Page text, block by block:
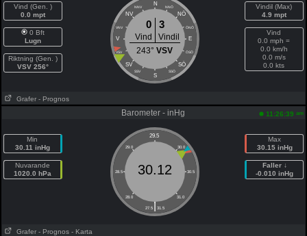
Vind (Gen. )
0.0 mpt
0 Bft
Lugn
Riktning (Gen. )
VSV 256°
N
NNV NNÖ
NV NÖ
VNV ÖNÖ
V E
VSV ÖSÖ
SV SÖ
SSV SSÖ
S
0 3
Vind
Vindil
243°VSV
Vindil (Max)
4.9 mpt
Vind
0.0 mph =
0.0 km/h
0.0 m/s
0.0 kts
Grafer - Prognos
Barometer - inHg 11:26:39 am
Min
30.11 inHg
Nuvarande
1020.0 hPa
29.5
29.0 30.0
28.5 30.5
28.0 31.0
|
27.5 31.5
30.12
Max
30.15 inHg
Faller ↓
-0.010 inHg
Grafer - Prognos - Karta